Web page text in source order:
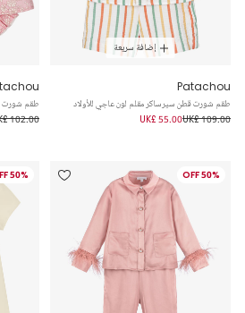
إضافة سريعة
Patachou
طقم شورت قطن سيرساكر مقلم لون عاجي للأولاد
UK£ 109.00
UK£ 55.00
طقم شورت
102.00
50% OFF
50% OFF